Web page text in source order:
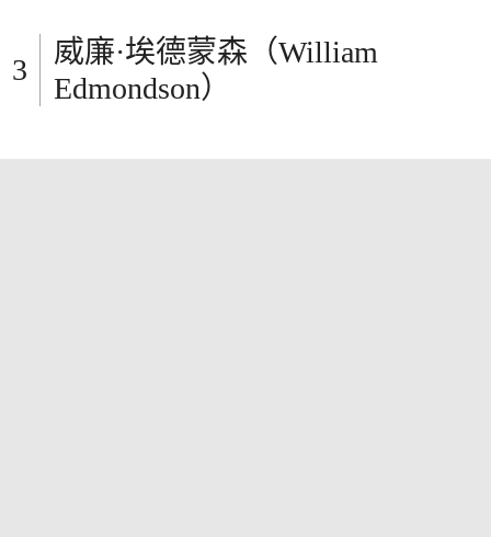
威廉·埃德蒙森（William
Edmondson）